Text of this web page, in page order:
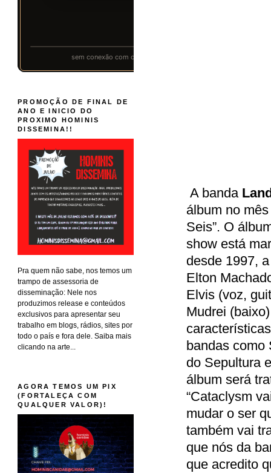
A banda
álbum no
Seis”. O
show está
desde 1997,
Elton
Elvis (voz,
Mudrei
bandas como
do Sepultura
álbum será
“Cataclysm
mudar o ser
também vai
que nós da
que acredito
PROMOÇÃO DE FINAL DE
ANO E INICIO DO
PROXIMO HOMINIS
DISSEMINA!!
Pra quem não sabe, nos temos um
trampo de assessoria de
disseminação: Nele nos
produzimos release e conteúdos
exclusivos para apresentar seu
trabalho em blogs, rádios, sites por
todo o país e fora dele. Saiba mais
clicando na arte...
AGORA TEMOS UM PIX
(FORTALEÇA COM
QUALQUER VALOR)!